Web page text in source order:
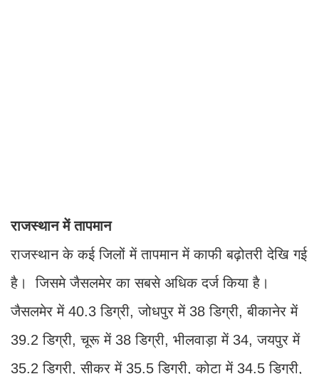
राजस्थान में तापमान
राजस्थान के कई जिलों में तापमान में काफी बढ़ोतरी देखि गई
है। जिसमे जैसलमेर का सबसे अधिक दर्ज किया है।
जैसलमेर में 40.3 डिग्री, जोधपुर में 38 डिग्री, बीकानेर में
39.2 डिग्री, चूरू में 38 डिग्री, भीलवाड़ा में 34, जयपुर में
35.2 डिग्री, सीकर में 35.5 डिग्री, कोटा में 34.5 डिग्री,